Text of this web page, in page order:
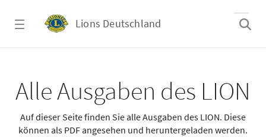
Lions Deutschland
Alle Ausgaben des LION
Auf dieser Seite finden Sie alle Ausgaben des LION. Diese
können als PDF angesehen und heruntergeladen werden.